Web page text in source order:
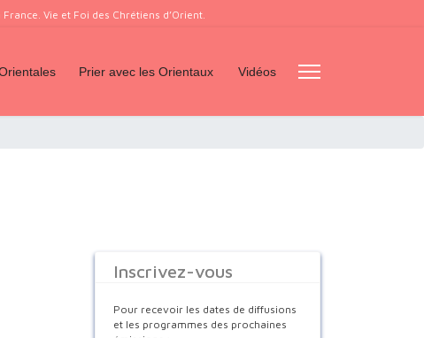
Vie et Foi des Chrétiens d’Orient.
Prier avec les Orientaux Vidéos
Inscrivez-vous
Pour recevoir les dates de diffusions
et les programmes des prochaines